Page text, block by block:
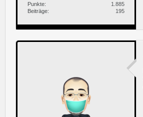
Punkte
1.885
Beiträge
195